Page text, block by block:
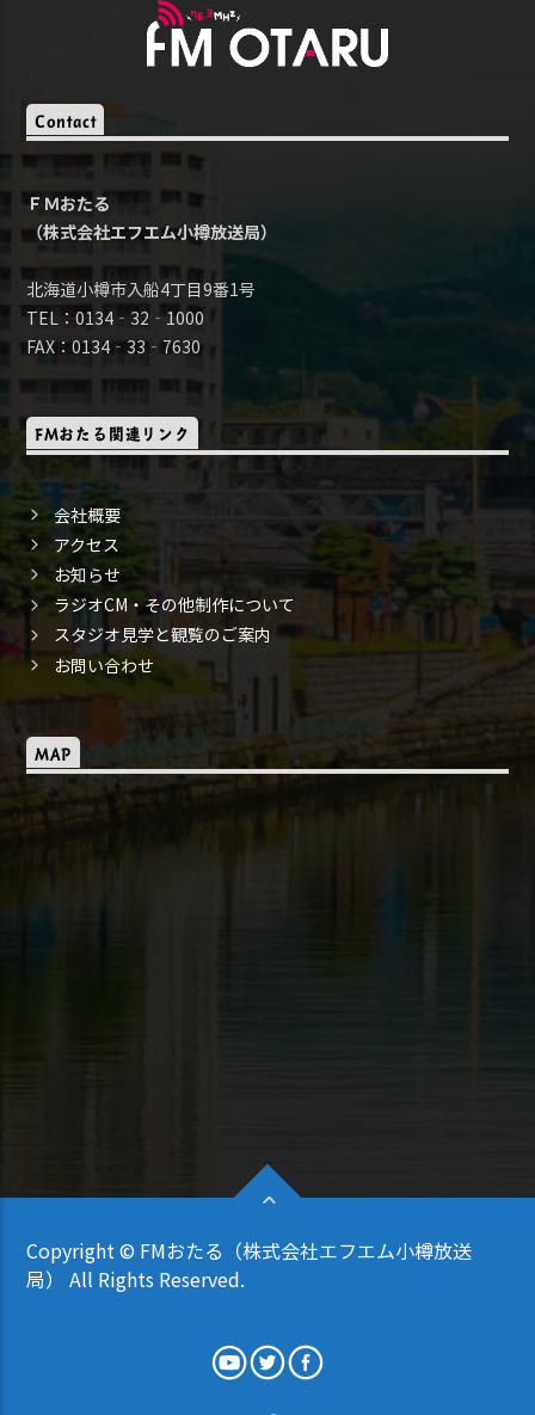
Contact
ＦＭおたる
（株式会社エフエム小樽放送局）
北海道小樽市入船4丁目9番1号
TEL：0134‐32‐1000
FAX：0134‐33‐7630
FMおたる関連リンク
会社概要
アクセス
お知らせ
ラジオCM・その他制作について
スタジオ見学と観覧のご案内
お問い合わせ
MAP
Copyright © FMおたる（株式会社エフエム小樽放送
局） All Rights Reserved.